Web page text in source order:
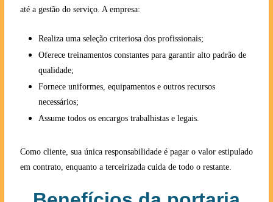
até a gestão do serviço. A empresa:
Realiza uma seleção criteriosa dos profissionais;
Oferece treinamentos constantes para garantir alto padrão de
qualidade;
Fornece uniformes, equipamentos e outros recursos
necessários;
Assume todos os encargos trabalhistas e legais.
Como cliente, sua única responsabilidade é pagar o valor estipulado
em contrato, enquanto a terceirizada cuida de todo o restante.